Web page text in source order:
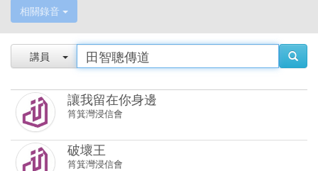
相關錄音
講員
讓我留在你身邊
筲箕灣浸信會
破壞王
筲箕灣浸信會